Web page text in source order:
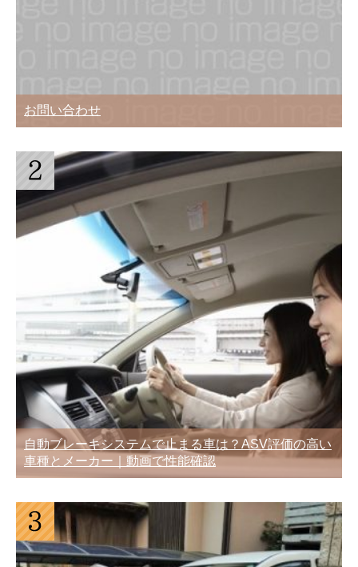
お問い合わせ
自動ブレーキシステムで止まる車は？ASV評価の高い
車種とメーカー｜動画で性能確認